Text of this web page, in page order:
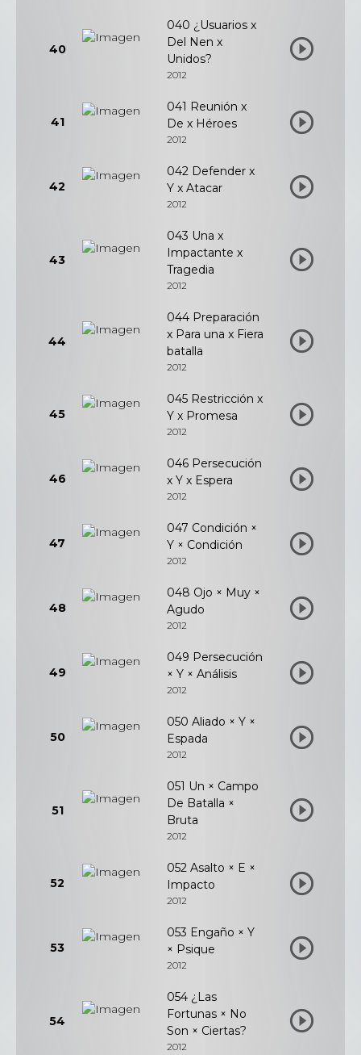
40
040 ¿Usuarios x
Del Nen x
Unidos?
2012
41
041 Reunión x
De x Héroes
2012
42
042 Defender x
Y x Atacar
2012
43
043 Una x
Impactante x
Tragedia
2012
44
044 Preparación
x Para una x Fiera
batalla
2012
45
045 Restricción x
Y x Promesa
2012
46
046 Persecución
x Y x Espera
2012
47
047 Condición ×
Y × Condición
2012
48
048 Ojo × Muy ×
Agudo
2012
49
049 Persecución
× Y × Análisis
2012
50
050 Aliado × Y ×
Espada
2012
51
051 Un × Campo
De Batalla ×
Bruta
2012
52
052 Asalto × E ×
Impacto
2012
53
053 Engaño × Y
× Psique
2012
54
054 ¿Las
Fortunas × No
Son × Ciertas?
2012